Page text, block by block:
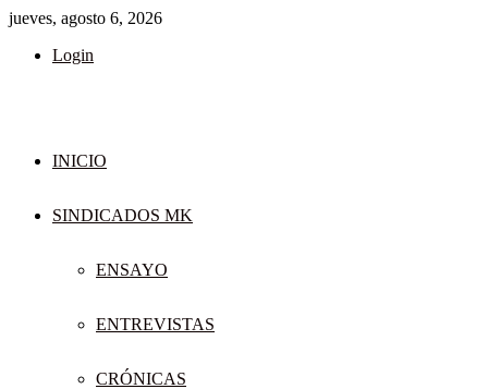
jueves, agosto 6, 2026
Login
INICIO
SINDICADOS MK
ENSAYO
ENTREVISTAS
CRÓNICAS